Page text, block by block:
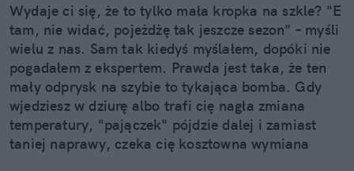
Wydaje ci się, że to tylko mała kropka na szkle? "E
tam, nie widać, pojeżdżę tak jeszcze sezon" – myśli
wielu z nas. Sam tak kiedyś myślałem, dopóki nie
pogadałem z ekspertem. Prawda jest taka, że ten
mały odprysk na szybie to tykająca bomba. Gdy
wjedziesz w dziurę albo trafi cię nagła zmiana
temperatury, "pajączek" pójdzie dalej i zamiast
taniej naprawy, czeka cię kosztowna wymiana